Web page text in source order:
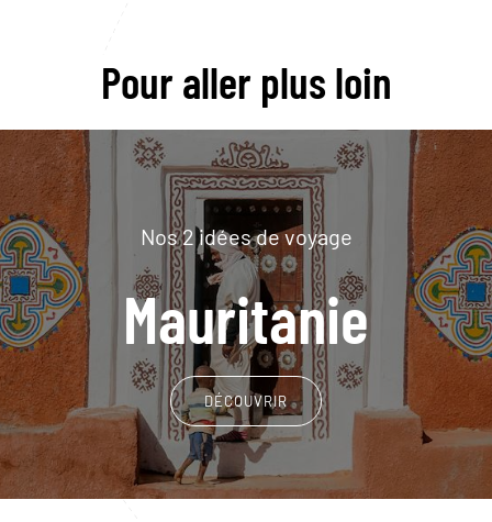
Pour aller plus loin
Nos 2 idées de voyage
Mauritanie
DÉCOUVRIR